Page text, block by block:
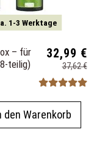
1-3 Werktage
– für
teilig)
32,99 €
37,62 €
den Warenkorb